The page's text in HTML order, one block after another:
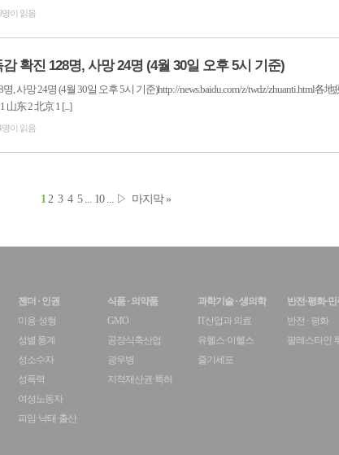
명이 읽음
확진 128명, 사망 24명 (4월 30일 오후 5시 기준)
, 사망 24명 (4월 30일 오후 5시 기준)http://news.baidu.com/z/twdz/zhuanti.html各
山东 2 北京 1 [...]
명이 읽음
1 2 3 4 5 ... 10 ... ▷ 마지막 »
젠더 · 인권
미용·성형
성별 통계
성소수자
성폭력
여성노동자
피임·낙태·출산
식품 · 의약품
GMO
공장식축산업
광우병
지적재산권·특허
과학기술 · 생의학
IT산업과 의료
유헬스·이헬스
줄기세포
반전·평화·
반전 · 평화
팔레스타인